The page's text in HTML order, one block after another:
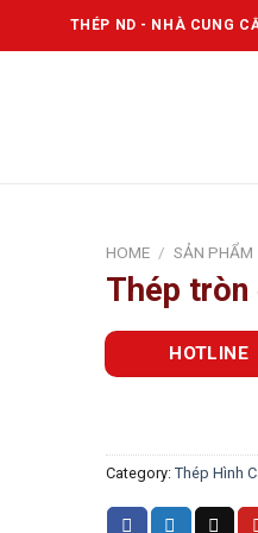
THÉP ND - NHÀ CUNG
HOME / SẢN PHẨM
Thép
HOTLINE
Category: Thép Hình